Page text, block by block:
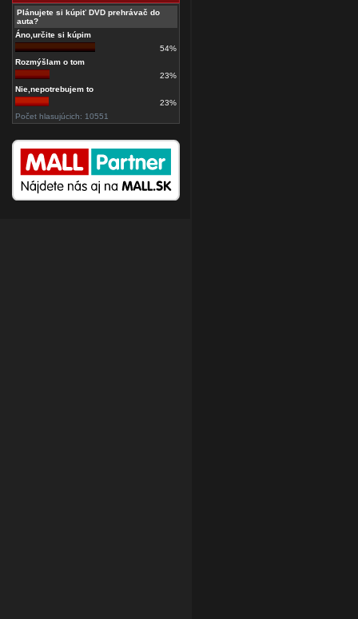
Plánujete si kúpiť DVD prehrávač do
auta?
Áno,určite si kúpim
54%
Rozmýšlam o tom
23%
Nie,nepotrebujem to
23%
Počet hlasujúcich: 10551